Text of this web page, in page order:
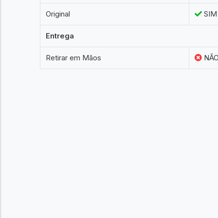
Original SIM
Entrega
Retirar em Mãos